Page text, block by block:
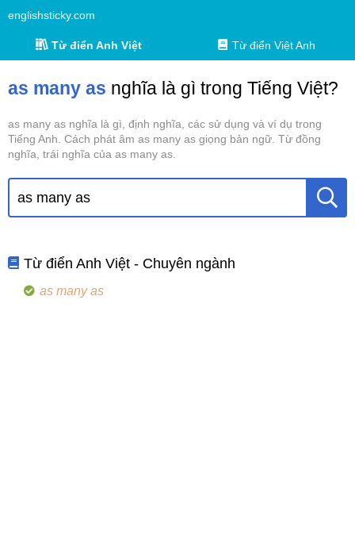
englishsticky.com
Từ điển Anh Việt Từ điển Việt Anh
as many as nghĩa là gì trong Tiếng Việt?
as many as nghĩa là gì, định nghĩa, các sử dụng và ví dụ trong
Tiếng Anh. Cách phát âm as many as giọng bản ngữ. Từ đồng
nghĩa, trái nghĩa của as many as.
Từ điển Anh Việt - Chuyên ngành
as many as